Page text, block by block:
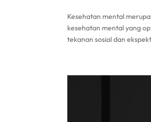
Kesehatan mental
kesehatan mental yang
tekanan sosial dan